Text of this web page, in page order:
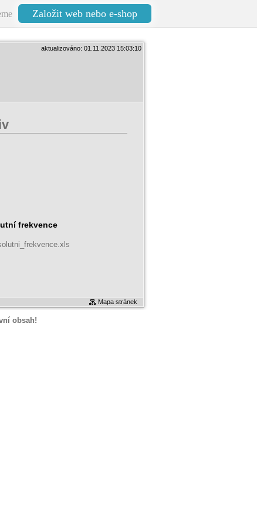
Založit web nebo e-shop
aktualizováno: 01.11.2023 15:03:10
frekvence
Mapa stránek
obsah!